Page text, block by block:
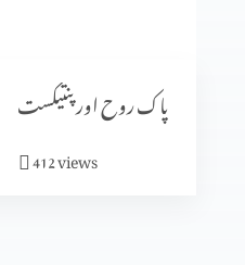
انبیا ءو بزرگ – حزقی ایل
پاک روح اور پنتیکست
412views